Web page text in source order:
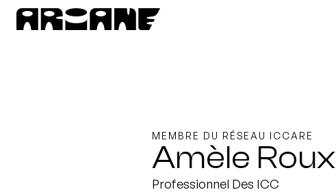
MEMBRE DU RÉSEAU ICCARE
Amèle Roux
Professionnel Des ICC